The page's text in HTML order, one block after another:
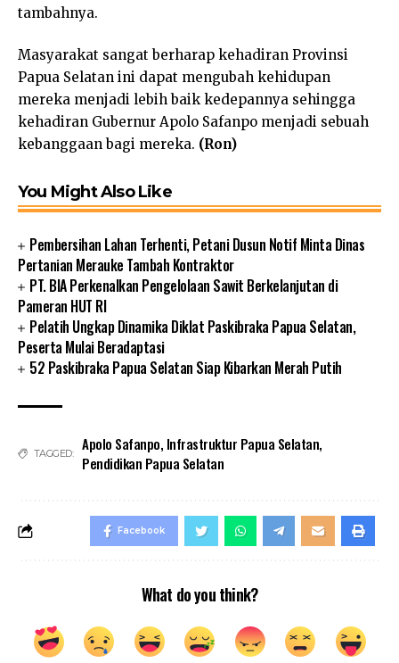
tambahnya.
Masyarakat sangat berharap kehadiran Provinsi
Papua Selatan ini dapat mengubah kehidupan
mereka menjadi lebih baik kedepannya sehingga
kehadiran Gubernur Apolo Safanpo menjadi sebuah
kebanggaan bagi mereka. (Ron)
You Might Also Like
Pembersihan Lahan Terhenti, Petani Dusun Notif Minta Dinas
Pertanian Merauke Tambah Kontraktor
PT. BIA Perkenalkan Pengelolaan Sawit Berkelanjutan di
Pameran HUT RI
Pelatih Ungkap Dinamika Diklat Paskibraka Papua Selatan,
Peserta Mulai Beradaptasi
52 Paskibraka Papua Selatan Siap Kibarkan Merah Putih
TAGGED: Apolo Safanpo, Infrastruktur Papua Selatan,
Pendidikan Papua Selatan
Facebook
What do you think?